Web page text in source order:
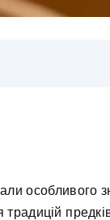
особливого